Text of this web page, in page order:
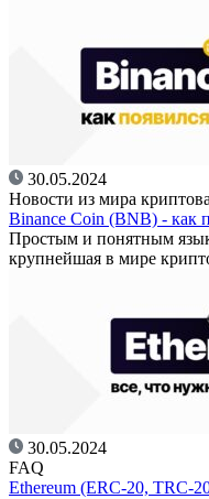
30.05.2024
Новости из мира
Binance Coin (BNB) - как
Простым и понятным
крупнейшая в мире
30.05.2024
FAQ
Ethereum (ERC-20, TRC-